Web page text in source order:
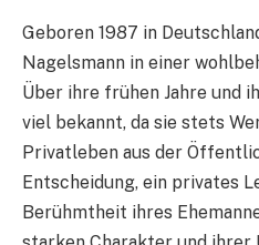
Geboren 1987 in
Nagelsmann in einer
Über ihre frühen Jahre und
viel bekannt, da sie stets
Privatleben aus der
Entscheidung, ein privates
Berühmtheit ihres